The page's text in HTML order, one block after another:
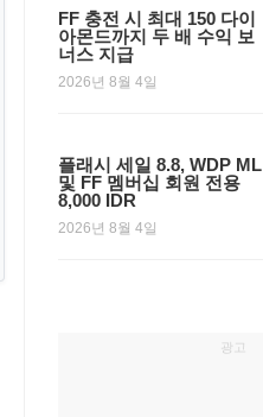
FF 충전 시 최대 150 다이
아몬드까지 두 배 수익 보
너스 지급
2026년 8월 4일
플래시 세일 8.8, WDP ML
및 FF 멤버십 회원 전용
8,000 IDR
2026년 8월 4일
광고